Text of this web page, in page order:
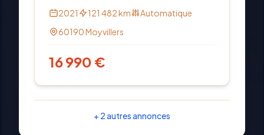
2021 121 482km
Automatique
60190Moyvillers
16 990 €
+ 2autres annonces